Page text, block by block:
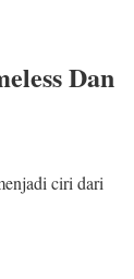
Dan
ciri dari